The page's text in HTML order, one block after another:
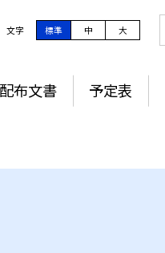
文字 標準 中 大
配布文書 予定表